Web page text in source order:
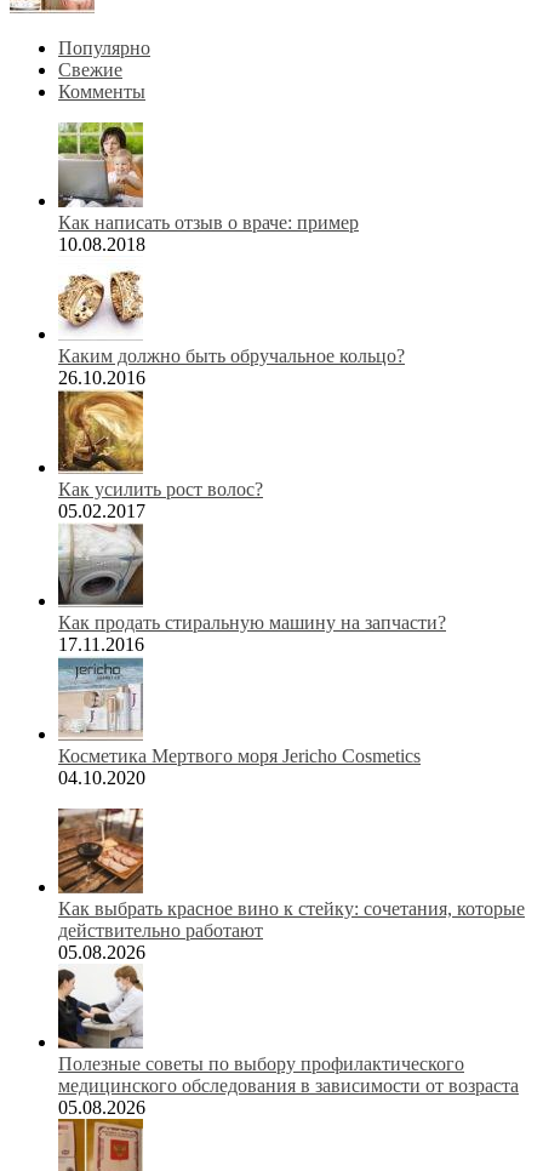
Популярно
Свежие
Комменты
Как написать отзыв о враче: пример
10.08.2018
Каким должно быть обручальное кольцо?
26.10.2016
Как усилить рост волос?
05.02.2017
Как продать стиральную машину на запчасти?
17.11.2016
Косметика Мертвого моря Jericho Cosmetics
04.10.2020
Как выбрать красное вино к стейку: сочетания, которые
действительно работают
05.08.2026
Полезные советы по выбору профилактического
медицинского обследования в зависимости от возраста
05.08.2026